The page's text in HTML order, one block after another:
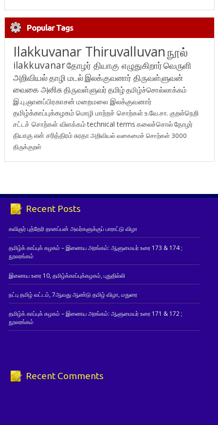
Popular Tags
Ilakkuvanar Thiruvalluvanநூல்
ilakkuvanarதோழர் தியாகு எழுதுகிறார்வெருளி
அறிவியல்தாழி மடல்இலக்குவனார் திருவள்ளுவன்
வைகை அனிசுதிருவள்ளுவர்தமிழ்தமிழ்ச்சொல்லாக்கம்
இ.பு.ஞானப்பிரகாசன் மறைமலை இலக்குவனார்
தமிழ்க்காப்புக்கழகம் மொழி மாற்றச் சொற்கள்உ.வே.சா. குறள்நெறி
சட்டச் சொற்கள் விளக்கம்technical terms கலைச்சொல்தோழர்
தியாகுஎன் சரித்திரம்சுரதாஅறிவியல் வகைமைச் சொற்கள் 3000
திருக்குறள்
Recent Posts
கவிஞர் புத்தேரி தானப்பன் அவர்களுக்குப் பாராட்டு விழா
தமிழ்க் காப்புக் கழகம் – இணைய அரங்கம்: ஆளுமையர் உரை 173 & 174 ;
நூலரங்கம்
இணைய உரை 10, தமிழ்க்காப்புக்கழகம், புதுதில்லி
நட்பு தமிழ் வட்டம், 7ஆவது ஆண்டு தமிழ் விழா, மதுரை
தமிழ்க் காப்புக் கழகம் – இணைய அரங்கம்: ஆளுமையர் உரை 171 & 172 ;
நூலரங்கம்
Recent Comments